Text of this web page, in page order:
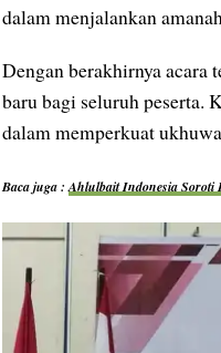
dalam menjalankan
Dengan berakhirnya
baru bagi seluruh peserta.
dalam memperkuat
Baca juga :Ahlulbait Indonesia Soroti